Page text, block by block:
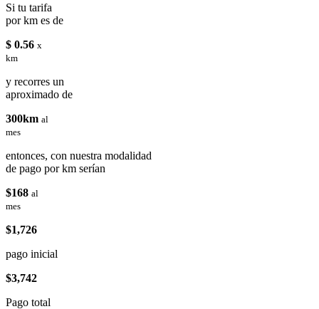
Si tu tarifa
por km es de
$ 0.56 x
km
y recorres un
aproximado de
300km al
mes
entonces, con nuestra modalidad
de pago por km serían
$168 al
mes
$1,726
pago inicial
$3,742
Pago total